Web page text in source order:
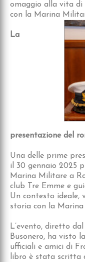
omaggio alla vita di
con la Marina
La
presentazione del
Una delle prime
il 30 gennaio 2025
Marina Militare a
club Tre Emme e
Un contesto ideale,
storia con la
L’evento, diretto
Busonero, ha visto
ufficiali e amici di
libro è stata scritta